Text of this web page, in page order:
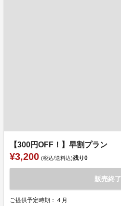
【300円OFF！】早割プラン
¥3,200 (税込/送料込)残り0
販売終了
ご提供予定時期：４月